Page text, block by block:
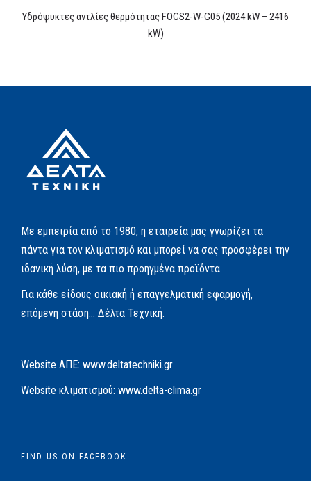
Υδρόψυκτες αντλίες θερμότητας FOCS2-W-G05 (2024 kW – 2416
kW)
Με εμπειρία από το 1980, η εταιρεία μας γνωρίζει τα
πάντα για τον κλιματισμό και μπορεί να σας προσφέρει την
ιδανική λύση, με τα πιο προηγμένα προϊόντα.
Για κάθε είδους οικιακή ή επαγγελματική εφαρμογή,
επόμενη στάση… Δέλτα Τεχνική.
Website AΠΕ: www.deltatechniki.gr
Website κλιματισμού: www.delta-clima.gr
FIND US ON FACEBOOK